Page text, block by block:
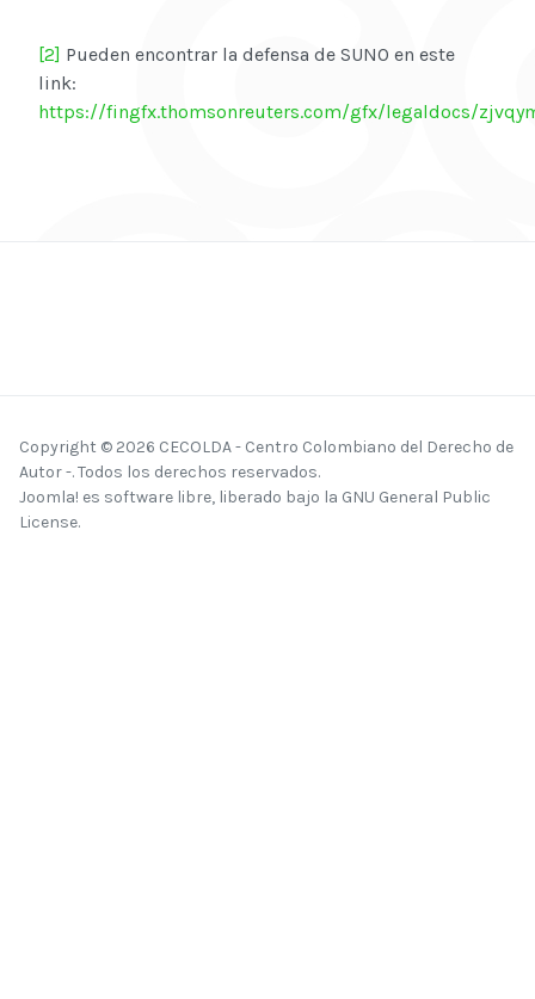
[2] Pueden encontrar la defensa de SUNO en este
link:
https://fingfx.thomsonreuters.com/gfx/legaldocs/
Copyright © 2026 CECOLDA - Centro Colombiano del Derecho de
Autor -. Todos los derechos reservados.
Joomla! es software libre, liberado bajo la GNU General Public
License.